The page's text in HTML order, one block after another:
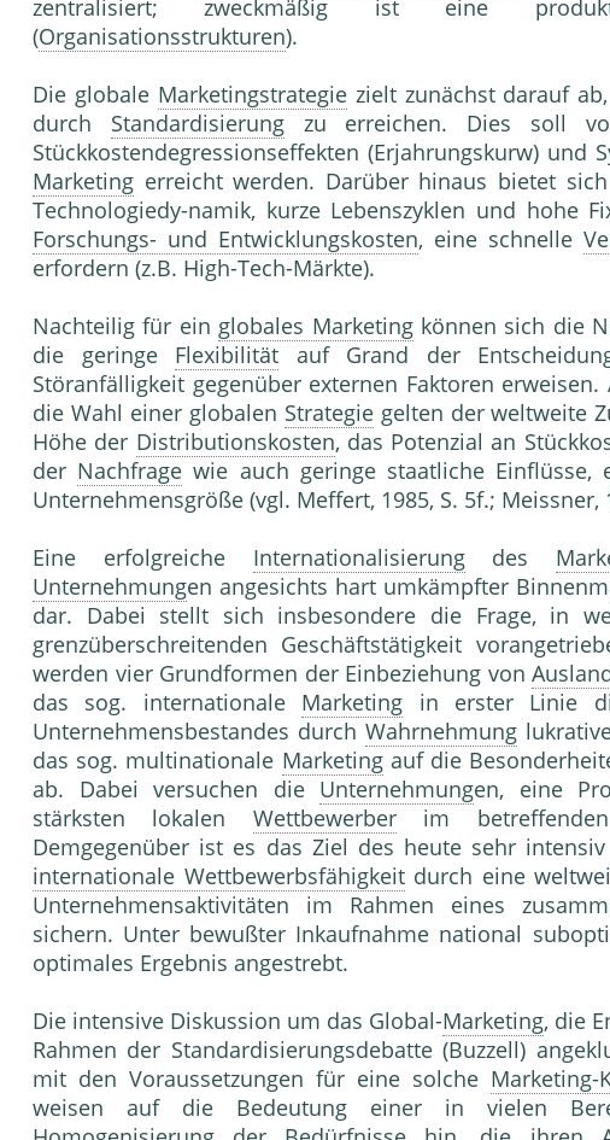
zentralisiert; zweckmäßig ist eine
(Organisationsstrukturen).
Die globale Marketingstrategiezielt zunächst darauf
durch Standardisierungzu erreichen. Dies soll
Stückkostendegressionseffekten (Erjahrungskurw) und
Marketing erreicht werden. Darüber hinaus bietet
Technologiedy-namik, kurze Lebenszyklen und hohe
Forschungs- und Entwicklungskosten, eine schnelle
erfordern (z.B. High-Tech-Märkte).
Nachteilig für ein globales Marketingkönnen sich die
die geringe Flexibilität auf Grand der
Störanfälligkeit gegenüber externen Faktoren erweisen.
die Wahl einer globalen Strategiegelten der weltweite
Höhe der Distributionskosten, das Potenzial an
der Nachfrage wie auch geringe staatliche Einflüsse,
Unternehmensgröße (vgl. Meffert, 1985, S. 5f.; Meissner,
Eine erfolgreiche Internationalisierungdes
Unternehmungen angesichts hart umkämpfter
dar. Dabei stellt sich insbesondere die Frage, in
grenzüberschreitenden Geschäftstätigkeit
werden vier Grundformen der Einbeziehung von
das sog. internationale Marketing in erster Linie
Unternehmensbestandes durch Wahrnehmung
das sog. multinationale Marketingauf die
ab. Dabei versuchen die Unternehmungen, eine
stärksten lokalen Wettbewerberim
Demgegenüber ist es das Ziel des heute sehr
internationale Wettbewerbsfähigkeitdurch eine
Unternehmensaktivitäten im Rahmen eines
sichern. Unter bewußter Inkaufnahme national
optimales Ergebnis angestrebt.
Die intensive Diskussion um das Global-Marketing, die
Rahmen der Standardisierungsdebatte (Buzzell)
mit den Voraussetzungen für eine solche Marketing-
weisen auf die Bedeutung einer in vielen